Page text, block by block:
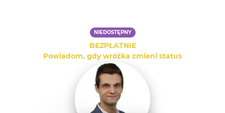
NIEDOSTĘPNY
BEZPŁATNIE
Powiadom, gdy wróżka zmieni status